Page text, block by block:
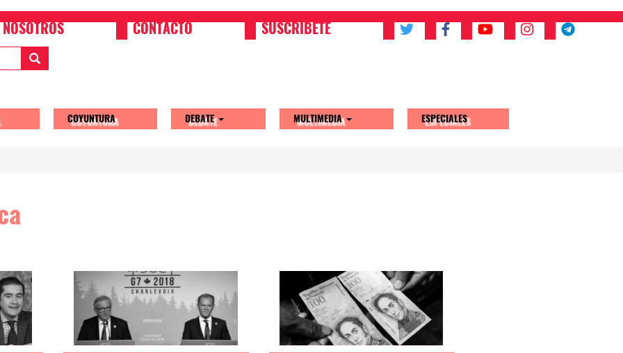
NOSOTROS CONTACTO SUSCRIBETE
COYUNTURA DEBATE MULTIMEDIA ESPECIALES